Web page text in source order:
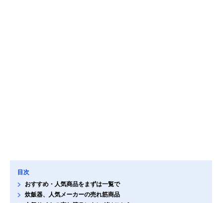
目次
おすすめ・人気商品をまずは一覧で
炊飯器、人気メーカーの売れ筋商品